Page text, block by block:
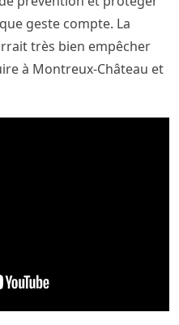
geste compte. La
très bien empêcher
à Montreux-Château et